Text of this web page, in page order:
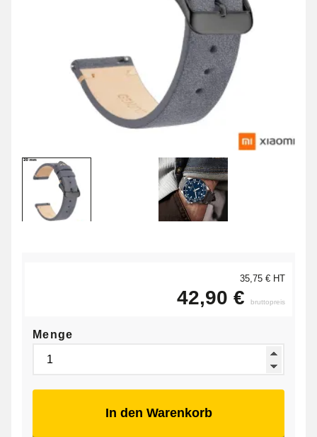
35,75 € HT
42,90 € bruttopreis
Menge
In den Warenkorb